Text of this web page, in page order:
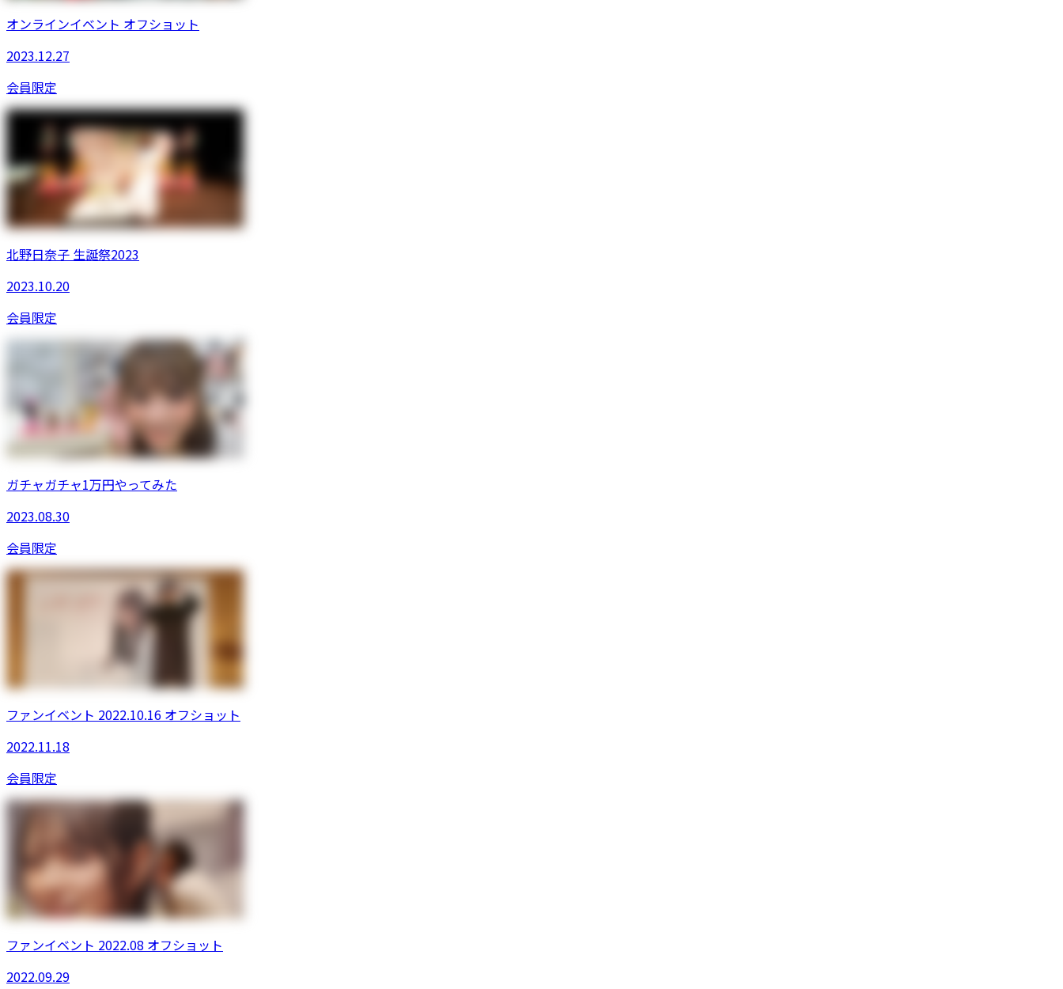
オンラインイベント オフショット
2023.12.27
会員限定
北野日奈子 生誕祭2023
2023.10.20
会員限定
ガチャガチャ1万円やってみた
2023.08.30
会員限定
ファンイベント 2022.10.16 オフショット
2022.11.18
会員限定
ファンイベント 2022.08 オフショット
2022.09.29